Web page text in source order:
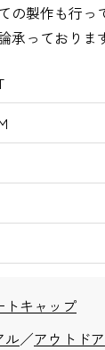
の製作も行っ
承っておりま
トキャップ
ル
アウトドア